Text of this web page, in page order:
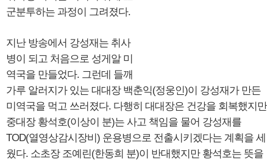
군분투하는 과정이 그려졌다.
지난 방송에서 강성재는 취사
병이 되고 처음으로 성게알 미
역국을 만들었다. 그런데 들깨
가루 알러지가 있는 대대장 백춘익(정웅인)이 강성재가 만든
미역국을 먹고 쓰러졌다. 다행히 대대장은 건강을 회복했지만
중대장 황석호(이상이 분)는 사고 책임을 물어 강성재를
TOD(열영상감시장비) 운용병으로 전출시키겠다는 계획을 세
웠다. 소초장 조예린(한동희 분)이 반대했지만 황석호는 뜻을